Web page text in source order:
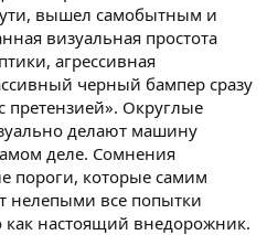
вышел самобытным и
визуальная простота
агрессивная
черный бампер сразу
Округлые
делают машину
деле. Сомнения
пороги, которые самим
нелепыми все попытки
как настоящий внедорожник.